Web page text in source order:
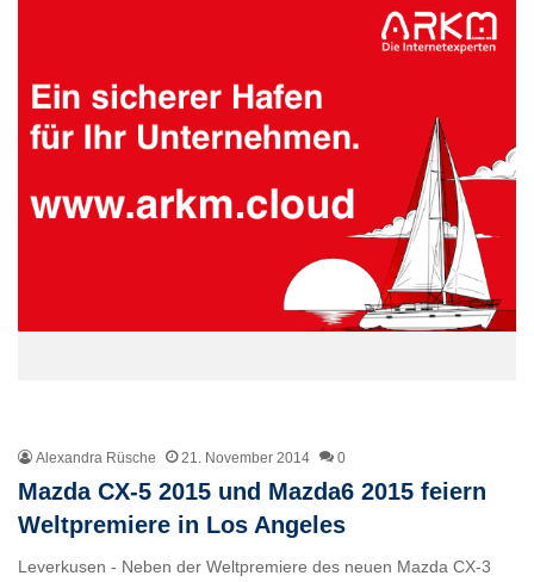
Alexandra Rüsche 21. November 2014 0
Mazda CX-5 2015 und Mazda6 2015 feiern
Weltpremiere in Los Angeles
Leverkusen - Neben der Weltpremiere des neuen Mazda CX-3